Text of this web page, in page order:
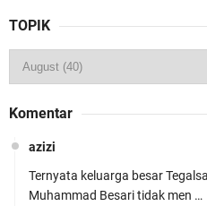
TOPIK
Komentar
azizi
Ternyata keluarga besar
Muhammad Besari tidak men …